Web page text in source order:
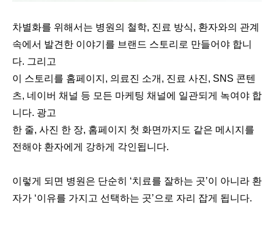
차별화를 위해서는 병원의 철학, 진료 방식, 환자와의 관계
속에서 발견한 이야기를 브랜드 스토리로 만들어야 합니
다. 그리고
이 스토리를 홈페이지, 의료진 소개, 진료 사진, SNS 콘텐
츠, 네이버 채널 등 모든 마케팅 채널에 일관되게 녹여야 합
니다. 광고
한 줄, 사진 한 장, 홈페이지 첫 화면까지도 같은 메시지를
전해야 환자에게 강하게 각인됩니다.
이렇게 되면 병원은 단순히 ‘치료를 잘하는 곳’이 아니라 환
자가 ‘이유를 가지고 선택하는 곳’으로 자리 잡게 됩니다.